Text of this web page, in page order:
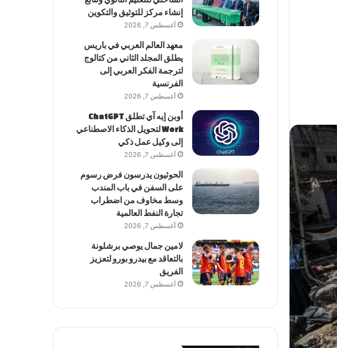
إنشاء مركز للتوثيق والتكوين
أغسطس 7, 2026
معهد العالم العربي في باريس
يطلق المجلد الثاني من كتالوج
لترجمة الفكر العربي إلى
الفرنسية
أغسطس 7, 2026
أوبن إيه آي تطلق ChatGPT
Work لتحويل الذكاء الاصطناعي
إلى وكيل عمل ذكي
أغسطس 7, 2026
الحوثيون يدرسون فرض رسوم
على السفن في باب المندب
وسط مخاوف من اضطراب
تجارة النفط العالمية
أغسطس 7, 2026
لامين جمال يوصي برشلونة
بالتعاقد مع بيدرو بورو لتعزيز
الفريق
أغسطس 7, 2026